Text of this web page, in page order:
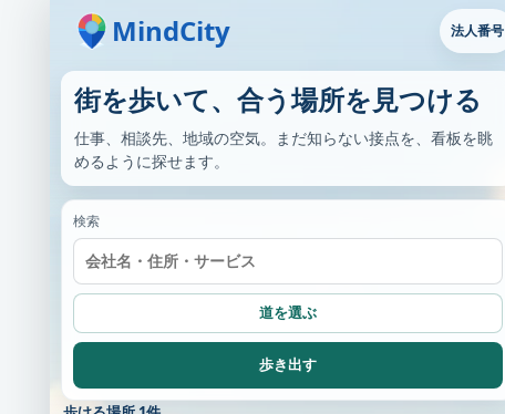
MindCity 法人番号
街を歩いて、合う場所を見つける
仕事、相談先、地域の空気。まだ知らない接点を、看板を眺
めるように探せます。
検索
道を選ぶ
歩き出す